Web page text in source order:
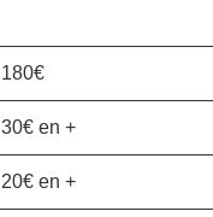
180€
30€ en +
20€ en +